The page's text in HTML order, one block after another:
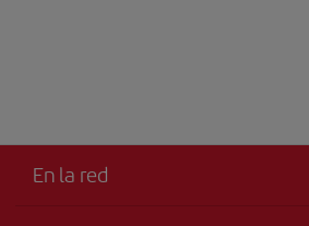
En la red